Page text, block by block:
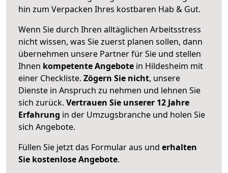
hin zum Verpacken Ihres kostbaren Hab & Gut.
Wenn Sie durch Ihren alltäglichen Arbeitsstress
nicht wissen, was Sie zuerst planen sollen, dann
übernehmen unsere Partner für Sie und stellen
Ihnen kompetente Angebote in Hildesheim mit
einer Checkliste. Zögern Sie nicht, unsere
Dienste in Anspruch zu nehmen und lehnen Sie
sich zurück. Vertrauen Sie unserer 12 Jahre
Erfahrung in der Umzugsbranche und holen Sie
sich Angebote.
Füllen Sie jetzt das Formular aus und erhalten
Sie kostenlose Angebote.